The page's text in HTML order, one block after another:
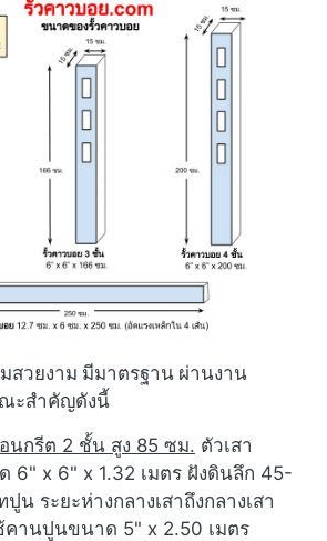
สวยงาม มีมาตรฐาน ผ่านงาน
ะสำคัญดังนี้
นกรีต 2 ชั้น สูง 85 ซม. ตัวเสา
6" x 6" x 1.32 เมตร ฝังดินลึก 45-
น ระยะห่างกลางเสาถึงกลางเสา
คานปูนขนาด 5" x 2.50 เมตร